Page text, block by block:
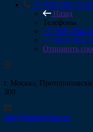
+7 (910) 482-22-82
Назад
Телефоны
+7 (985) 764-
+7 (910) 482-
Отправить
г. Москва,
309
info@fintechgroup.ru